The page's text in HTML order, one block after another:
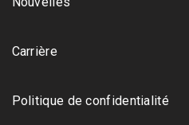
Carrière
Politique de confidentialité